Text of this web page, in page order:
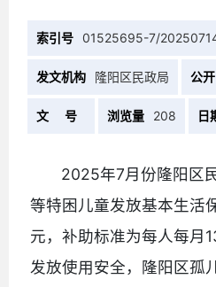
索引号 01525695-7/
发文机构 隆阳区民政局 公
文 号 浏览量 208 日
2025年7月份隆阳区
等特困儿童发放基本生活
元，补助标准为每人每月
发放使用安全，隆阳区孤